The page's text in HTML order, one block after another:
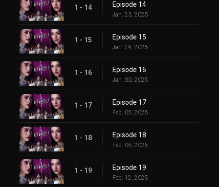
1 - 14 Episode 14
Jan. 23, 2025
1 - 15 Episode 15
Jan. 29, 2025
1 - 16 Episode 16
Jan. 30, 2025
1 - 17 Episode 17
Feb. 05, 2025
1 - 18 Episode 18
Feb. 06, 2025
1 - 19 Episode 19
Feb. 12, 2025